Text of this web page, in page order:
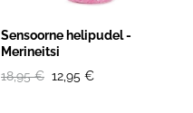
Sensoorne helipudel -
Merineitsi
18,95 € 12,95 €